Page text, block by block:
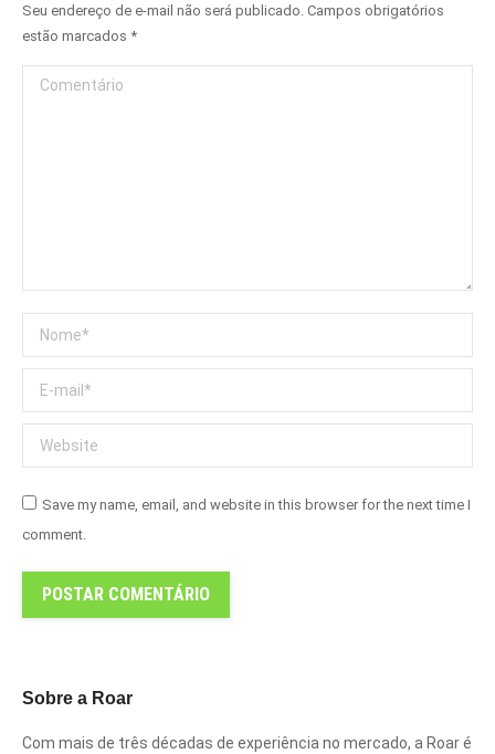
Seu endereço de e-mail não será publicado. Campos obrigatórios
estão marcados *
Comentário
Nome *
E-mail *
Website
Save my name, email, and website in this browser for the next time I
comment.
POSTAR COMENTÁRIO
Sobre a Roar
Com mais de três décadas de experiência no mercado, a Roar é